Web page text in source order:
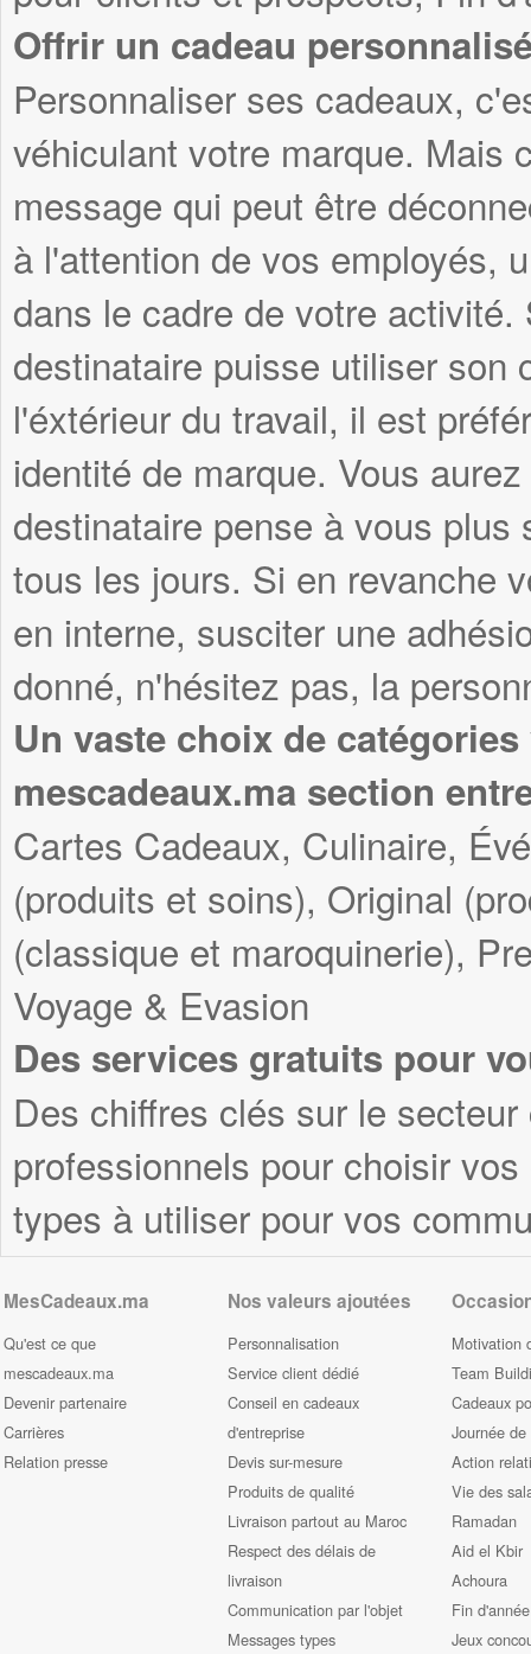
Offrir un cadeau
Personnaliser ses cadeaux,
véhiculant votre marque. Mais
message qui peut être
à l'attention de vos employés,
dans le cadre de votre
destinataire puisse utiliser son
l'éxtérieur du travail, il est
identité de marque. Vous
destinataire pense à vous
tous les jours. Si en revanche
en interne, susciter une
donné, n'hésitez pas, la
Un vaste choix de
mescadeaux.ma section
Cartes Cadeaux, Culinaire,
(produits et soins), Original
(classique et maroquinerie),
Voyage & Evasion
Des services gratuits pour
Des chiffres clés sur le
professionnels pour choisir
types à utiliser pour vos
MesCadeaux.ma
Qu'est ce que
mescadeaux.ma
Devenir partenaire
Carrières
Relation presse
Nos valeurs ajoutées
Personnalisation
Service client dédié
Conseil en cadeaux
d'entreprise
Devis sur-mesure
Produits de qualité
Livraison partout au Maroc
Respect des délais de
livraison
Communication par l'objet
Messages types
Motivation
Team
Cadeaux
Journée
Action
Vie des
Ramadan
Aid el Kbir
Achoura
Fin d'année
Jeux